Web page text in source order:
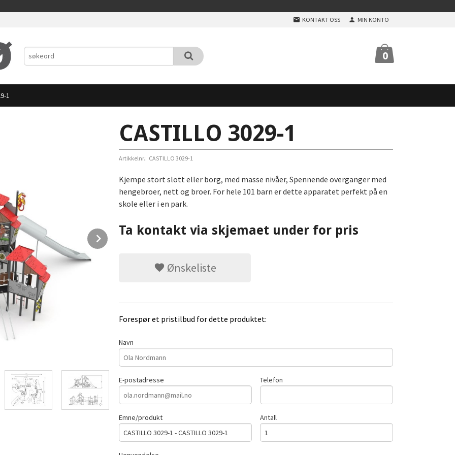
KONTAKT OSS MIN KONTO
0
1
Next
CASTILLO 3029-1
Artikkelnr.: CASTILLO 3029-1
Kjempe stort slott eller borg, med masse nivåer, Spennende overganger med
hengebroer, nett og broer. For hele 101 barn er dette apparatet perfekt på en
skole eller i en park.
Ta kontakt via skjemaet under for pris
Ønskeliste
Forespør et pristilbud for dette produktet:
Navn
E-postadresse Telefon
Emne/produkt Antall